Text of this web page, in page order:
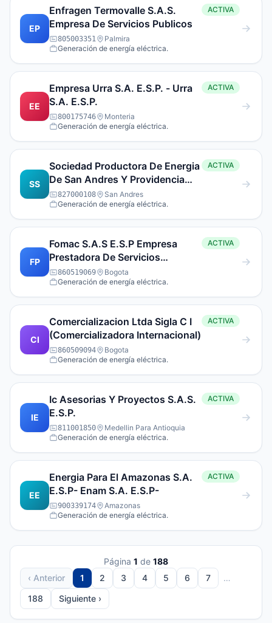
EP
Enfragen Termovalle S.A.S.
Empresa De Servicios Publicos
ACTIVA
805003351
Palmira
Generación de energía eléctrica.
EE
Empresa Urra S.A. E.S.P. - Urra
S.A. E.S.P.
ACTIVA
800175746
Monteria
Generación de energía eléctrica.
SS
Sociedad Productora De Energia
De San Andres Y Providencia
S.A.Esp Sopesa
ACTIVA
827000108
San Andres
Generación de energía eléctrica.
FP
Fomac S.A.S E.S.P Empresa
Prestadora De Servicios
Publicos
ACTIVA
860519069
Bogota
Generación de energía eléctrica.
CI
Comercializacion Ltda Sigla C I
(Comercializadora Internacional)
ACTIVA
860509094
Bogota
Generación de energía eléctrica.
IE
Ic Asesorias Y Proyectos S.A.S.
E.S.P.
ACTIVA
811001850
Medellin Para Antioquia
Generación de energía eléctrica.
EE
Energia Para El Amazonas S.A.
E.S.P- Enam S.A. E.S.P-
ACTIVA
900339174
Amazonas
Generación de energía eléctrica.
Página 1 de 188
‹ Anterior
1 2 3 4 5 6 7
…
188
Siguiente ›